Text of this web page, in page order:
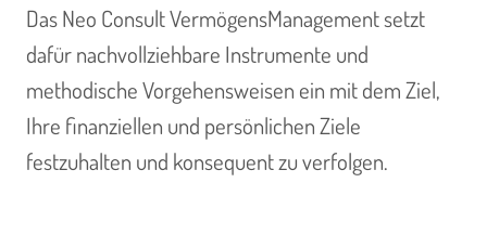
Das Neo Consult VermögensManagement setzt
dafür nachvollziehbare Instrumente und
methodische Vorgehensweisen ein mit dem Ziel,
Ihre finanziellen und persönlichen Ziele
festzuhalten und konsequent zu verfolgen.